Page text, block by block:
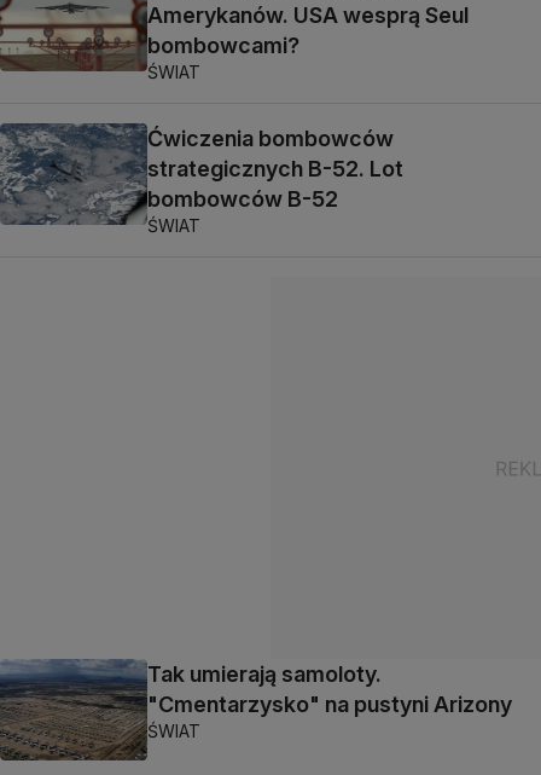
Amerykanów. USA wesprą Seul
bombowcami?
ŚWIAT
Ćwiczenia bombowców
strategicznych B-52. Lot
bombowców B-52
ŚWIAT
Tak umierają samoloty.
"Cmentarzysko" na pustyni Arizony
ŚWIAT